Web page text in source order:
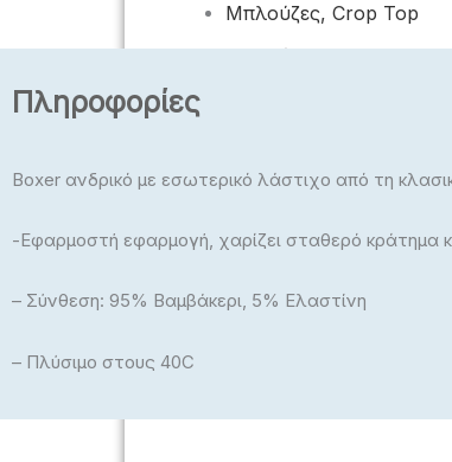
Μπλούζες, Crop Top
Μπλούζες Plus Size
Πληροφορίες
Boxer ανδρικό με εσωτερικό λάστιχο από τη
-Εφαρμοστή εφαρμογή, χαρίζει σταθερό κράτημα
– Σύνθεση: 95% Βαμβάκερι, 5% Ελαστίνη
– Πλύσιμο στους 40C